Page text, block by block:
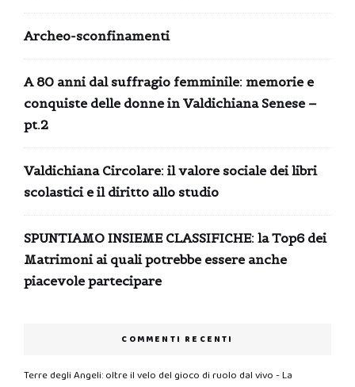
Archeo-sconfinamenti
A 80 anni dal suffragio femminile: memorie e
conquiste delle donne in Valdichiana Senese –
pt.2
Valdichiana Circolare: il valore sociale dei libri
scolastici e il diritto allo studio
SPUNTIAMO INSIEME CLASSIFICHE: la Top6 dei
Matrimoni ai quali potrebbe essere anche
piacevole partecipare
COMMENTI RECENTI
Terre degli Angeli: oltre il velo del gioco di ruolo dal vivo - La